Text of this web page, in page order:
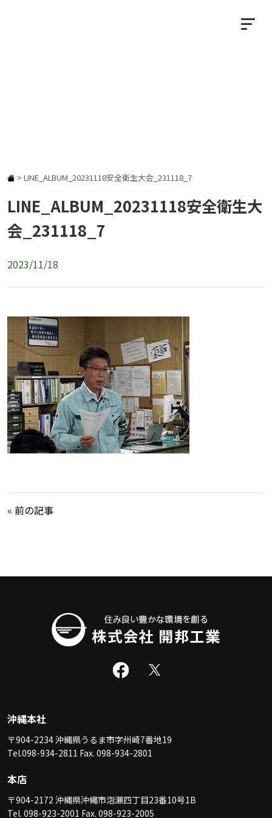
> LINE_ALBUM_20231118安全衛生大会_231118_7
LINE_ALBUM_20231118安全衛生大
会_231118_7
2023/11/18
« 前の記事
沖縄本社
〒904-2234 沖縄県うるま市字州崎7番地19
Tel.098-934-2811 Fax. 098-934-2801
本店
〒904-2172 沖縄県沖縄市泡瀬四丁目23番10号1B
Tel. 098-923-2001 Fax. 098-923-2005